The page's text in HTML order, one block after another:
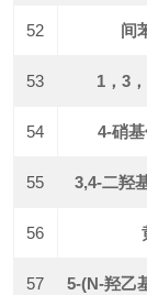
52 间
53 1，3
54 4-硝
55 3,4-二羟
56
57 5-(N-羟乙